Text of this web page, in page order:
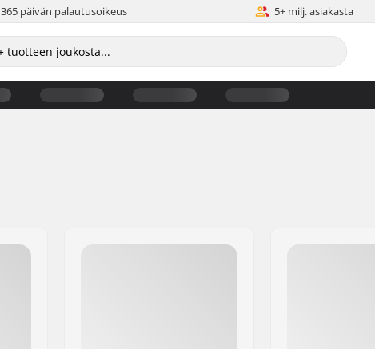
365 päivän palautusoikeus 5+ milj. asiakasta